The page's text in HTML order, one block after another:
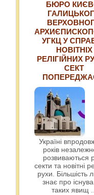
БЮРО
УГКЦ У
НОВІТНІХ
РЕЛІГІЙНИХ
СЕКТ
Україні
років
розвиваються
секти та новітні
рухи. Більшість
знає про
таких явищ